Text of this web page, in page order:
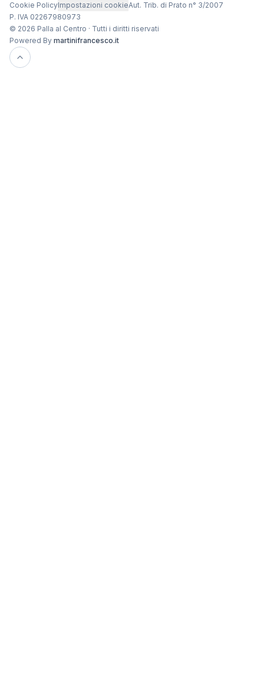
Cookie PolicyImpostazioni cookieAut. Trib. di Prato n° 3/2007
P. IVA 02267980973
© 2026 Palla al Centro · Tutti i diritti riservati
Powered By martinifrancesco.it